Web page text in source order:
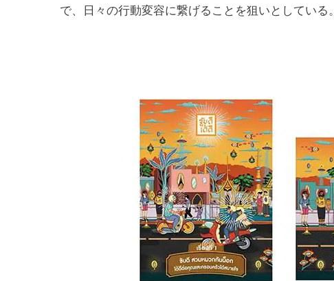
で、日々の行動変容に繋げることを狙いとしている。